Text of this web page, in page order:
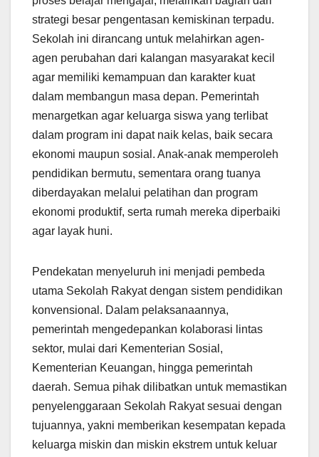
strategi besar pengentasan kemiskinan terpadu.
Sekolah ini dirancang untuk melahirkan agen-
agen perubahan dari kalangan masyarakat kecil
agar memiliki kemampuan dan karakter kuat
dalam membangun masa depan. Pemerintah
menargetkan agar keluarga siswa yang terlibat
dalam program ini dapat naik kelas, baik secara
ekonomi maupun sosial. Anak-anak memperoleh
pendidikan bermutu, sementara orang tuanya
diberdayakan melalui pelatihan dan program
ekonomi produktif, serta rumah mereka diperbaiki
agar layak huni.
Pendekatan menyeluruh ini menjadi pembeda
utama Sekolah Rakyat dengan sistem pendidikan
konvensional. Dalam pelaksanaannya,
pemerintah mengedepankan kolaborasi lintas
sektor, mulai dari Kementerian Sosial,
Kementerian Keuangan, hingga pemerintah
daerah. Semua pihak dilibatkan untuk memastikan
penyelenggaraan Sekolah Rakyat sesuai dengan
tujuannya, yakni memberikan kesempatan kepada
keluarga miskin dan miskin ekstrem untuk keluar